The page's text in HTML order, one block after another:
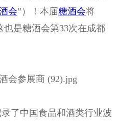
会”）！本届糖酒会将
也是糖酒会第33次在成都
了中国食品和酒类行业波